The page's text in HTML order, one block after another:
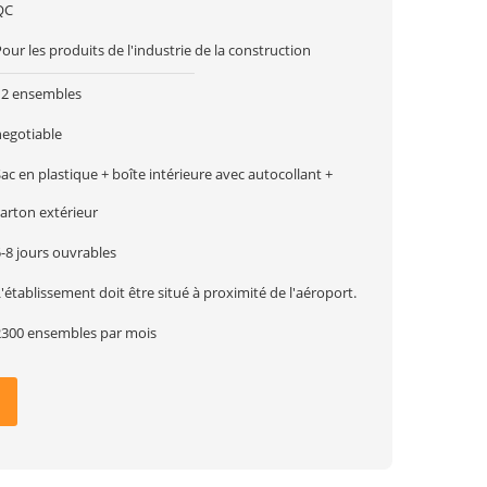
les produits de l'industrie de la construction
ensembles
en plastique + boîte intérieure avec autocollant +
extérieur
8 jours ouvrables
doit être situé à proximité de l'aéroport.
ensembles par mois